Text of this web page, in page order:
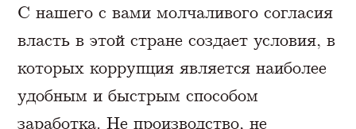
С нашего с вами молчаливого согласия
власть в этой стране создает условия, в
которых коррупция является наиболее
удобным и быстрым способом
заработка. Не производство, не